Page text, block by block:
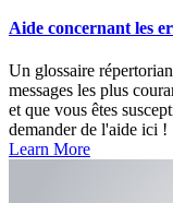
Aide concernant les
Un glossaire
messages les plus
et que vous êtes
demander de l'aide ici !
Learn More